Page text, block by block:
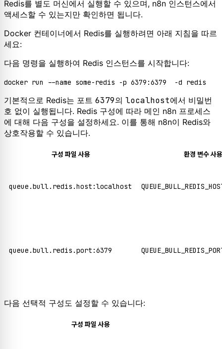
Redis를 별도 머신에서 실행할 수 있으며, n8n 인스턴스에서
액세스할 수 있는지만 확인하면 됩니다.
Docker 컨테이너에서 Redis를 실행하려면 아래 지침을 따르
세요:
다음 명령을 실행하여 Redis 인스턴스를 시작합니다:
기본적으로 Redis는 포트 6379의 localhost에서 비밀번
호 없이 실행됩니다. Redis 구성에 따라 메인 n8n 프로세스
에 대해 다음 구성을 설정하세요. 이를 통해 n8n이 Redis와
상호작용할 수 있습니다.
구성 파일 사용 환경 변수 사용
queue.bull.redis.host:localhost
queue.bull.redis.port:6379
다음 선택적 구성도 설정할 수 있습니다:
구성 파일 사용